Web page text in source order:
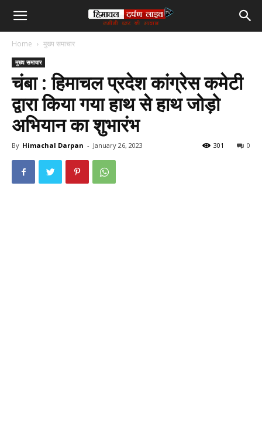
हिमाचल
लाइव
Home मुख्य समाचार
मुख्य समाचार
चंबा : हिमाचल प्रदेश कांग्रेस कमेटी
द्वारा किया गया हाथ से हाथ जोड़ो
अभियान का शुभारंभ
By Himachal Darpan - January 26, 2023 0
301